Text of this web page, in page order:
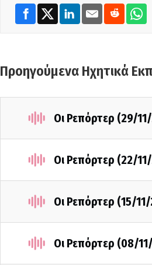
Προηγούμενα Ηχητικά
Οι Ρεπόρτερ (29/
Οι Ρεπόρτερ (22/
Οι Ρεπόρτερ (15/
Οι Ρεπόρτερ (08/